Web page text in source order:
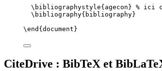
\bibliographystyle{agecon} % ici
\bibliography{bibliography}
\end { document }
CiteDrive : BibTeX et